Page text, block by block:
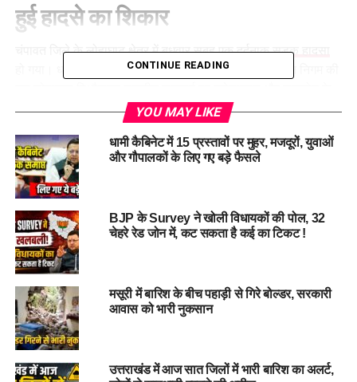
हुई हादसे का शिकार
चंपावत जिले के लोहाघाट क्षेत्र में बुधवार सुबह एकदर्दनाक सड़क हादसा
हो गया। धारचूला से टनकपुर की ओर जा रही उत्तराखंड परिवहन निगम की
बीच दुर्घटनाग्रस्त हो गई। हादसे में बस चालक बेनीराम भट्ट की मौके पर
हादसे में चालक की मौके पर ही मौत
प्रारंभिक जानकारी के अनुसार, बस में तकनीकी खराबी आने की आशंका
जताई जा रही है। प्रत्यक्षदर्शियों और यात्रियों के मुताबिक, मोड़ के पास
चालक ने बस को नियंत्रित करने का प्रयास किया, लेकिन इसी दौरान वो
वाहन से नीचे गिर गए। दुर्भाग्यवश बस का पहिया उनके ऊपर से गुजर गया,
जिससे उनकी जान चली गई।
CONTINUE READING
YOU MAY LIKE
धामी कैबिनेट में 15 प्रस्तावों पर मुहर, मजदूरों, युवाओं
और गौपालकों के लिए गए बड़े फैसले
BJP के Survey ने खोली विधायकों की पोल, 32
चेहरे रेड जोन में, कट सकता है कई का टिकट !
मसूरी में बारिश के बीच पहाड़ी से गिरे बोल्डर, सरकारी
आवास को भारी नुकसान
उत्तराखंड में आज सात जिलों में भारी बारिश का अलर्ट,